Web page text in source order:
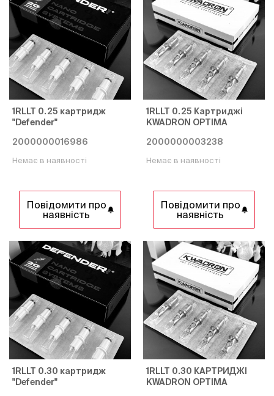
1RLLT 0.25 картридж
"Defender"
2000000016986
Немає в наявності
Повідомити про
наявність
1RLLT 0.25 Картриджі
KWADRON OPTIMA
2000000003238
Немає в наявності
Повідомити про
наявність
1RLLT 0.30 картридж
"Defender"
1RLLT 0.30 КАРТРИДЖІ
KWADRON OPTIMA